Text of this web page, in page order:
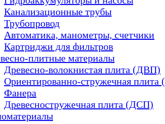
Канализационные трубы
Трубопровод
Автоматика, манометры, счетчики
Картриджи для фильтров
плитные материалы
Древесно-волокнистая плита (ДВП)
Ориентированно-стружечная плита
Фанера
Древесностружечная плита (ДСП)